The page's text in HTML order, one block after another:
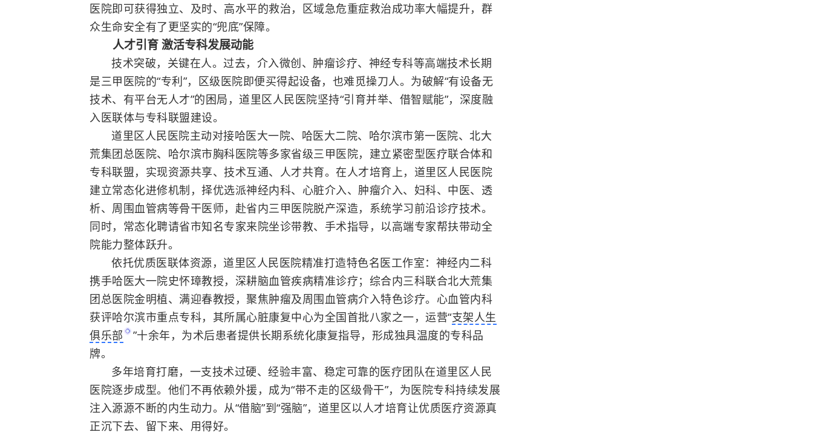
医院即可获得独立、及时、高水平的救治，区域急危重症救治成功率大幅提升，群
众生命安全有了更坚实的“兜底”保障。
人才引育 激活专科发展动能
技术突破，关键在人。过去，介入微创、肿瘤诊疗、神经专科等高端技术长期
是三甲医院的“专利”，区级医院即便买得起设备，也难觅操刀人。为破解“有设备无
技术、有平台无人才”的困局，道里区人民医院坚持“引育并举、借智赋能”，深度融
入医联体与专科联盟建设。
道里区人民医院主动对接哈医大一院、哈医大二院、哈尔滨市第一医院、北大
荒集团总医院、哈尔滨市胸科医院等多家省级三甲医院，建立紧密型医疗联合体和
专科联盟，实现资源共享、技术互通、人才共育。在人才培育上，道里区人民医院
建立常态化进修机制，择优选派神经内科、心脏介入、肿瘤介入、妇科、中医、透
析、周围血管病等骨干医师，赴省内三甲医院脱产深造，系统学习前沿诊疗技术。
同时，常态化聘请省市知名专家来院坐诊带教、手术指导，以高端专家帮扶带动全
院能力整体跃升。
依托优质医联体资源，道里区人民医院精准打造特色名医工作室：神经内二科
携手哈医大一院史怀璋教授，深耕脑血管疾病精准诊疗；综合内三科联合北大荒集
团总医院金明植、满迎春教授，聚焦肿瘤及周围血管病介入特色诊疗。心血管内科
获评哈尔滨市重点专科，其所属心脏康复中心为全国首批八家之一，运营“支架人生
俱乐部
”十余年，为术后患者提供长期系统化康复指导，形成独具温度的专科品
牌。
多年培育打磨，一支技术过硬、经验丰富、稳定可靠的医疗团队在道里区人民
医院逐步成型。他们不再依赖外援，成为“带不走的区级骨干”，为医院专科持续发展
注入源源不断的内生动力。从“借脑”到“强脑”，道里区以人才培育让优质医疗资源真
正沉下去、留下来、用得好。